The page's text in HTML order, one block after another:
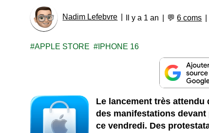
Nadim Lefebvre Il y a 1 an 💬6 coms
APPLE STORE IPHONE 16
Le lancement très attendu
des manifestations
ce vendredi. Des